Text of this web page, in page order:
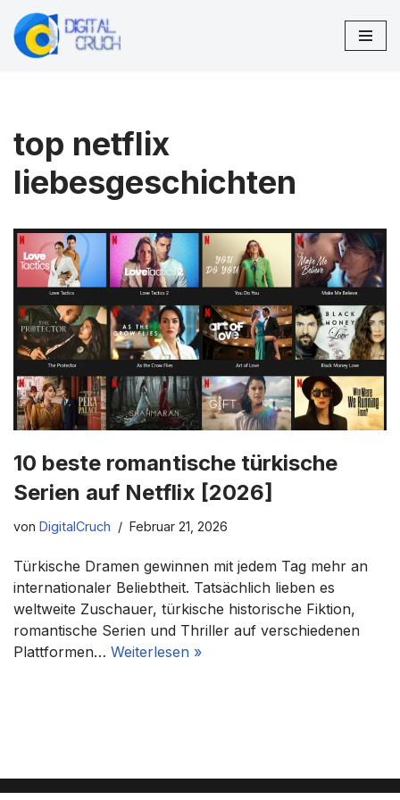
Zum
top netflix
liebesgeschichten
10 beste romantische türkische
Serien auf Netflix [2026]
von DigitalCruch Februar 21, 2026
Türkische Dramen gewinnen mit jedem Tag mehr an
internationaler Beliebtheit. Tatsächlich lieben es
weltweite Zuschauer, türkische historische Fiktion,
romantische Serien und Thriller auf verschiedenen
Plattformen… Weiterlesen »